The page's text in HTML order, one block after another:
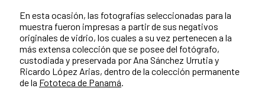
En esta ocasión, las fotografías seleccionadas para la
muestra fueron impresas a partir de sus negativos
originales de vidrio, los cuales a su vez pertenecen a la
más extensa colección que se posee del fotógrafo,
custodiada y preservada por Ana Sánchez Urrutia y
Ricardo López Arias, dentro de la colección permanente
de la Fototeca de Panamá.